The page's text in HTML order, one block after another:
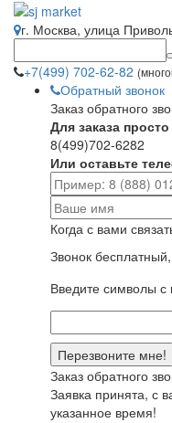
г. Москва, улица
+7(499) 702-62-82
Обратный звонок
Заказ обратного
Для заказа
8(499)702-6282
Или оставьте
Когда с вами
Звонок
Введите символы с
Заказ обратного
Заявка принята, с
указанное время!